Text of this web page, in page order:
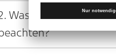
Was sollten Sie vor